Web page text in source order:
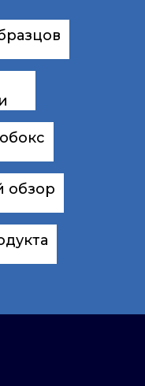
обзор